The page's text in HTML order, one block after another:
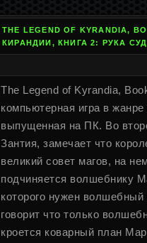
THE LEGEND OF KYRANDIA,
КИРАНДИИ, КНИГА 2: РУКА
The Legend of Kyrandia,
компьютерная игра в
выпущенная на ПК. Во
Зантия, замечает что
великий совет магов, на
подчиняется волшебнику
которого нужен
говорит что только
кроется коварный план